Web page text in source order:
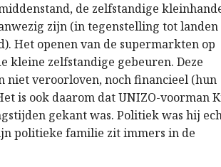
de zelfstandige
zijn (in tegenstelling tot landen
Het openen van de supermarkten op
kleine zelfstandige gebeuren. Deze
veroorloven, noch financieel (hun
is ook daarom dat UNIZO-voorman
gekant was. Politiek was hij
politieke familie zit immers in de